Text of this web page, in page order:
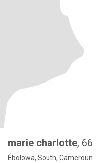
marie charlotte, 66
Ébolowa, South, Cameroun